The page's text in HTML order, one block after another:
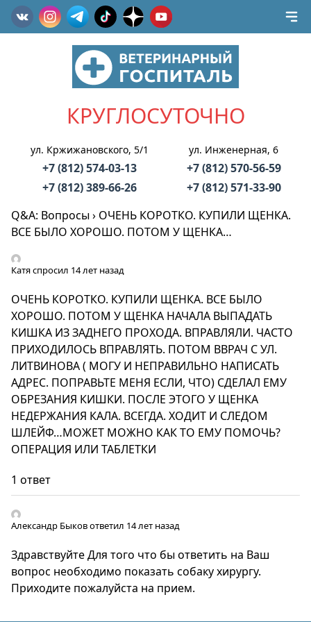
КРУГЛОСУТОЧНО
ул. Кржижановского, 5/1
+7 (812) 574-03-13
+7 (812) 389-66-26
ул. Инженерная, 6
+7 (812) 570-56-59
+7 (812) 571-33-90
Q&A: Вопросы› ОЧЕНЬ КОРОТКО. КУПИЛИ ЩЕНКА.
ВСЕ БЫЛО ХОРОШО. ПОТОМ У ЩЕНКА…
Катяспросил 14 лет назад
ОЧЕНЬ КОРОТКО. КУПИЛИ ЩЕНКА. ВСЕ БЫЛО
ХОРОШО. ПОТОМ У ЩЕНКА НАЧАЛА ВЫПАДАТЬ
КИШКА ИЗ ЗАДНЕГО ПРОХОДА. ВПРАВЛЯЛИ. ЧАСТО
ПРИХОДИЛОСЬ ВПРАВЛЯТЬ. ПОТОМ ВВРАЧ С УЛ.
ЛИТВИНОВА ( МОГУ И НЕПРАВИЛЬНО НАПИСАТЬ
АДРЕС. ПОПРАВЬТЕ МЕНЯ ЕСЛИ, ЧТО) СДЕЛАЛ ЕМУ
ОБРЕЗАНИЯ КИШКИ. ПОСЛЕ ЭТОГО У ЩЕНКА
НЕДЕРЖАНИЯ КАЛА. ВСЕГДА. ХОДИТ И СЛЕДОМ
ШЛЕЙФ…МОЖЕТ МОЖНО КАК ТО ЕМУ ПОМОЧЬ?
ОПЕРАЦИЯ ИЛИ ТАБЛЕТКИ
1 ответ
Александр Быковответил 14 лет назад
Здравствуйте Для того что бы ответить на Ваш
вопрос необходимо показать собаку хирургу.
Приходите пожалуйста на прием.